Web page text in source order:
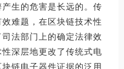
生的危害是长远的。传
难题，在区块链技术性
法部门上的确定法律效
深层地更改了传统式电
链电子器件证据的泛用